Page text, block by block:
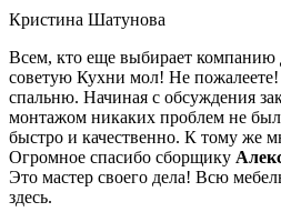
Кристина Шатунова
Всем, кто еще выбирает компанию
советую Кухни мол! Не
спальню. Начиная с обсуждения
монтажом никаких проблем не
быстро и качественно. К тому же
Огромное спасибо сборщику
Это мастер своего дела! Всю
здесь.